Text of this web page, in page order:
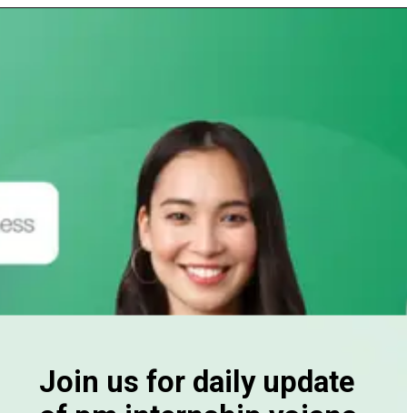
Join us for daily update